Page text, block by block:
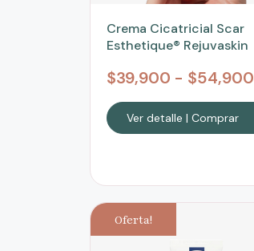
Crema Cicatricial Scar
Esthetique® Rejuvaskin
$39,900 - $54,900
Ver detalle | Comprar
Oferta!